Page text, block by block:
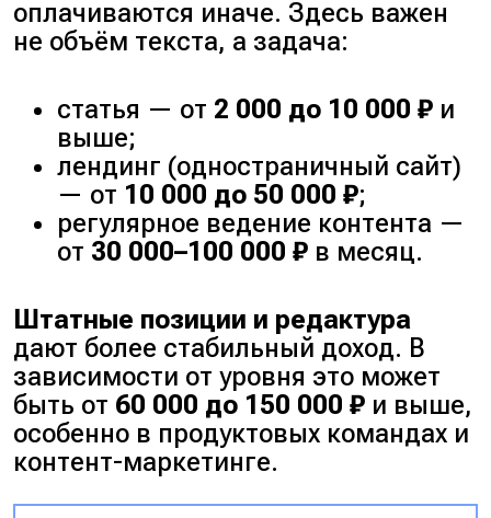
оплачиваются иначе. Здесь важен
не объём текста, а задача:
статья — от 2 000 до 10 000 ₽ и
выше;
лендинг (одностраничный сайт)
— от 10 000 до 50 000 ₽;
регулярное ведение контента —
от 30 000–100 000 ₽ в месяц.
Штатные позиции и редактура
дают более стабильный доход. В
зависимости от уровня это может
быть от 60 000 до 150 000 ₽ и выше,
особенно в продуктовых командах и
контент-маркетинге.